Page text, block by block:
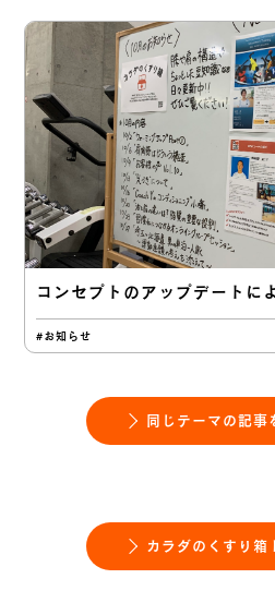
コンセプトのアップデートに
#お知らせ
同じテーマの記事
カラダのくすり箱